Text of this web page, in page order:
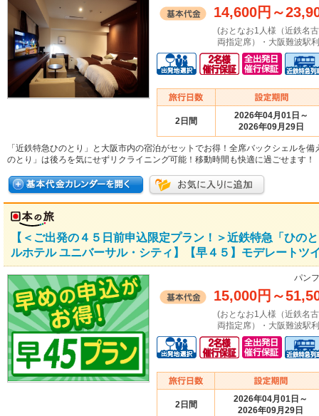
14,600円 ～
(おとなお1人様（近鉄名
両指定席）・大阪難波駅
2日間
2026年04月01日～
2026年09月29日
「近鉄特急ひのとり」と大阪市内の宿泊がセットでお得！全席バックシェルを備
のとり」は後ろを気にせずリクライニング可能！移動時間も快適に過ごせます！
【＜ご出発の４５日前申込限定プラン！＞近鉄特急「ひの
ルホテル ユニバーサル・シティ】【早４５】モデレート
パン
15,000円 ～
(おとなお1人様（近鉄名
両指定席）・大阪難波駅
2日間
2026年04月01日～
2026年09月29日